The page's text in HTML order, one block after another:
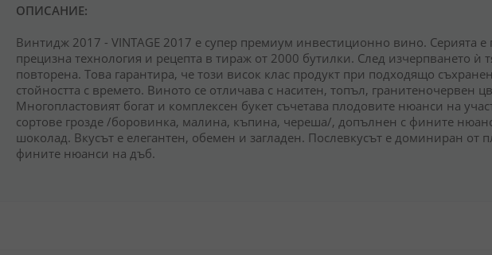
ОПИСАНИЕ:
Винтидж 2017 - VINTAGE 2017 е супер премиум инвестиционно вино. Серията е
прецизна технология и рецепта в тираж от 2000 бутилки. След изчерпването ѝ
повторена. Това гарантира, че този висок клас продукт при подходящо
стойността с времето. Виното се отличава с наситен, топъл, гранитеночервен
Многопластовият богат и комплексен букет съчетава плодовите нюанси на
сортове грозде /боровинка, малина, къпина, череша/, допълнен с фините
шоколад. Вкусът е елегантен, обемен и загладен. Послевкусът е доминиран от
фините нюанси на дъб.